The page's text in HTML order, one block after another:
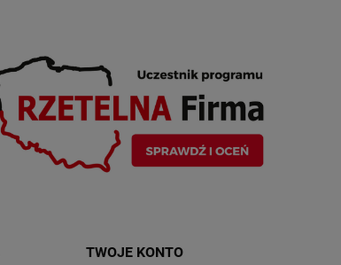
TWOJE KONTO